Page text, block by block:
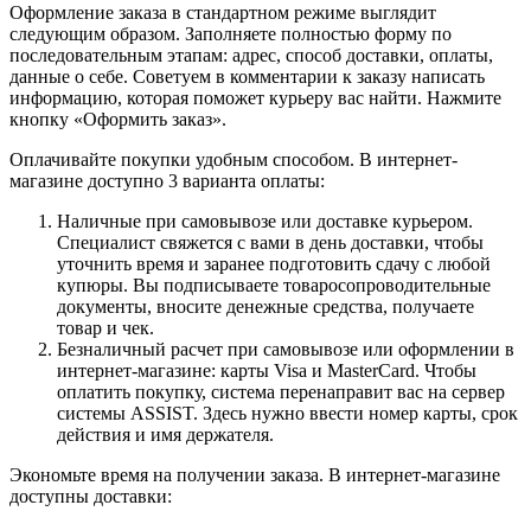
Оформление заказа в стандартном режиме выглядит
следующим образом. Заполняете полностью форму по
последовательным этапам: адрес, способ доставки, оплаты,
данные о себе. Советуем в комментарии к заказу написать
информацию, которая поможет курьеру вас найти. Нажмите
кнопку «Оформить заказ».
Оплачивайте покупки удобным способом. В интернет-
магазине доступно 3 варианта оплаты:
Наличные при самовывозе или доставке курьером.
Специалист свяжется с вами в день доставки, чтобы
уточнить время и заранее подготовить сдачу с любой
купюры. Вы подписываете товаросопроводительные
документы, вносите денежные средства, получаете
товар и чек.
Безналичный расчет при самовывозе или оформлении в
интернет-магазине: карты Visa и MasterCard. Чтобы
оплатить покупку, система перенаправит вас на сервер
системы ASSIST. Здесь нужно ввести номер карты, срок
действия и имя держателя.
Экономьте время на получении заказа. В интернет-магазине
доступны доставки: